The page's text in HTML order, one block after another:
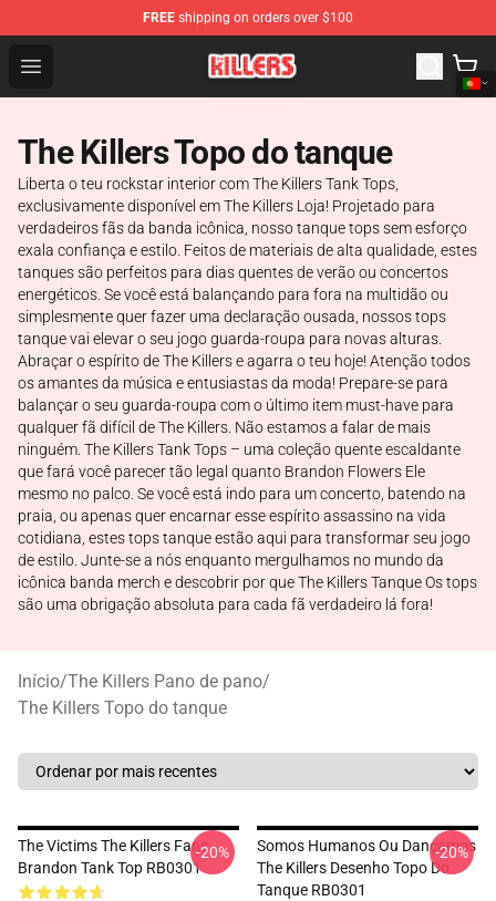
FREE shipping on orders over $100
Open menu
The Killers Shop - Official The Killers Merchandise Store
The Killers Topo do tanque
Liberta o teu rockstar interior com The Killers Tank Tops,
exclusivamente disponível em The Killers Loja! Projetado para
verdadeiros fãs da banda icônica, nosso tanque tops sem esforço
exala confiança e estilo. Feitos de materiais de alta qualidade, estes
tanques são perfeitos para dias quentes de verão ou concertos
energéticos. Se você está balançando para fora na multidão ou
simplesmente quer fazer uma declaração ousada, nossos tops
tanque vai elevar o seu jogo guarda-roupa para novas alturas.
Abraçar o espírito de The Killers e agarra o teu hoje! Atenção todos
os amantes da música e entusiastas da moda! Prepare-se para
balançar o seu guarda-roupa com o último item must-have para
qualquer fã difícil de The Killers. Não estamos a falar de mais
ninguém. The Killers Tank Tops – uma coleção quente escaldante
que fará você parecer tão legal quanto Brandon Flowers Ele
mesmo no palco. Se você está indo para um concerto, batendo na
praia, ou apenas quer encarnar esse espírito assassino na vida
cotidiana, estes tops tanque estão aqui para transformar seu jogo
de estilo. Junte-se a nós enquanto mergulhamos no mundo da
icônica banda merch e descobrir por que The Killers Tanque Os tops
são uma obrigação absoluta para cada fã verdadeiro lá fora!
Início/The Killers Pano de pano/
The Killers Topo do tanque
The Victims The Killers Fans
Brandon Tank Top RB0301
-20%
Somos Humanos Ou Dançamos
The Killers Desenho Topo Do
Tanque RB0301
-20%